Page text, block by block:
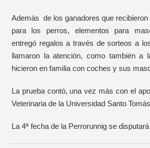
Además de los ganadores que recibieron
para los perros, elementos para
entregó regalos a través de sorteos a
llamaron la atención, como también a
hicieron en familia con coches y sus
La prueba contó, una vez más con el
Veterinaria de la Universidad Santo
La 4ª fecha de la Perrorunnig se